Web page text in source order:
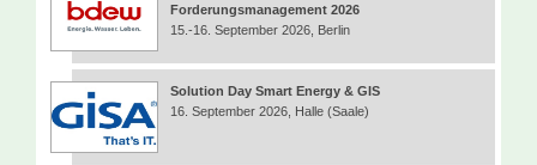
Forderungsmanagement 2026
15.-16. September 2026, Berlin
Solution Day Smart Energy & GIS
16. September 2026, Halle (Saale)